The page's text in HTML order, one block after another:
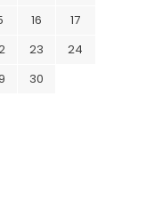
16
17
23
24
30